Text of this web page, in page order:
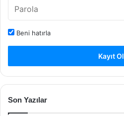
Beni hatırla
Kayıt Ol
Son Yazılar